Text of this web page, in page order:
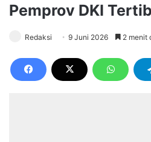
Pemprov DKI
Redaksi 9 Juni 2026 2 menit